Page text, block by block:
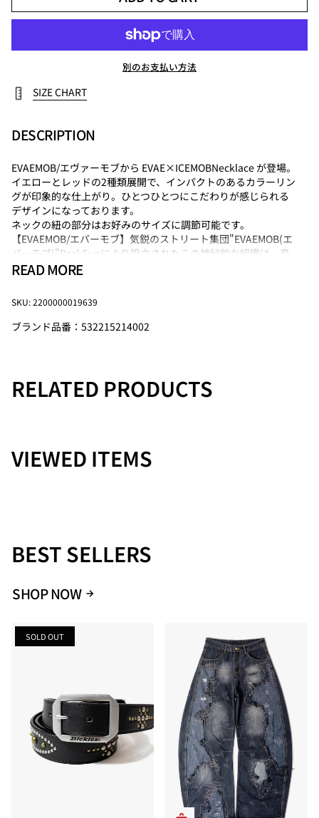
別のお支払い方法
SIZE CHART
DESCRIPTION
EVAEMOB/エヴァーモブから EVAE×ICEMOBNecklace が登場。
イエローとレッドの2種類展開で、インパクトのあるカラーリン
グが印象的な仕上がり。ひとつひとつにこだわりが感じられる
デザインになっております。
ネックの紐の部分はお好みのサイズに調節可能です。
【EVAEMOB/エバーモブ】気鋭のストリート集団"EVAEMOB(エ
バーモブ)"DrakSunにより設立されたこの神秘的な組織は、音
楽、ファッション、ビデオ、グラフィティを用い先見性と美学
A$APMOBCREW,AWGECREW等が着用したことによりその名を
世界中に轟かすこととなり今最も暑い視線が注がれています。
READ MORE
SKU: 2200000019639
ブランド品番：532215214002
RELATED PRODUCTS
VIEWED ITEMS
BEST SELLERS
SHOP NOW
SOLD OUT